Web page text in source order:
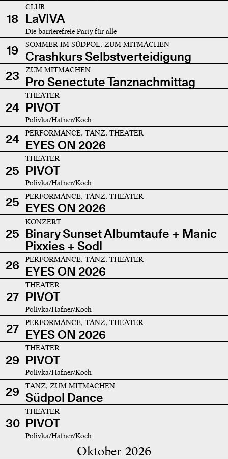
18
CLUB
LaVIVA
Die barrierefreie Party für alle
19 SOMMER IM SÜDPOL, ZUM MITMACHEN
Crashkurs Selbstverteidigung
23
ZUM MITMACHEN
Pro Senectute Tanznachmittag
24
THEATER
PIVOT
Polivka/Hafner/Koch
24 PERFORMANCE, TANZ, THEATER
EYES ON 2026
25
THEATER
PIVOT
Polivka/Hafner/Koch
25 PERFORMANCE, TANZ, THEATER
EYES ON 2026
25
KONZERT
Binary Sunset Albumtaufe + Manic
Pixxies + Sodl
26
PERFORMANCE, TANZ, THEATER
EYES ON 2026
27
THEATER
PIVOT
Polivka/Hafner/Koch
27 PERFORMANCE, TANZ, THEATER
EYES ON 2026
29
THEATER
PIVOT
Polivka/Hafner/Koch
29 TANZ, ZUM MITMACHEN
Südpol Dance
30
THEATER
PIVOT
Polivka/Hafner/Koch
Oktober 2026